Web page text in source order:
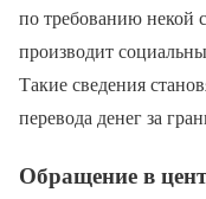
по требованию некой
производит
Такие сведения
перевода денег за
Обращение в